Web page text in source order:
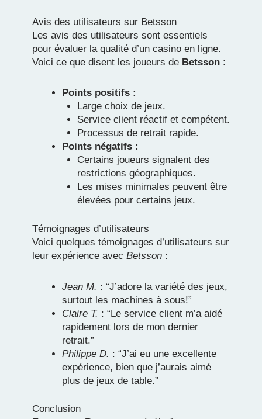
Avis des utilisateurs sur Betsson
Les avis des utilisateurs sont essentiels
pour évaluer la qualité d’un casino en ligne.
Voici ce que disent les joueurs de Betsson :
Points positifs :
Large choix de jeux.
Service client réactif et compétent.
Processus de retrait rapide.
Points négatifs :
Certains joueurs signalent des
restrictions géographiques.
Les mises minimales peuvent être
élevées pour certains jeux.
Témoignages d’utilisateurs
Voici quelques témoignages d’utilisateurs sur
leur expérience avecBetsson :
Jean M. : “J’adore la variété des jeux,
surtout les machines à sous!”
Claire T. : “Le service client m’a aidé
rapidement lors de mon dernier
retrait.”
Philippe D. : “J’ai eu une excellente
expérience, bien que j’aurais aimé
plus de jeux de table.”
Conclusion